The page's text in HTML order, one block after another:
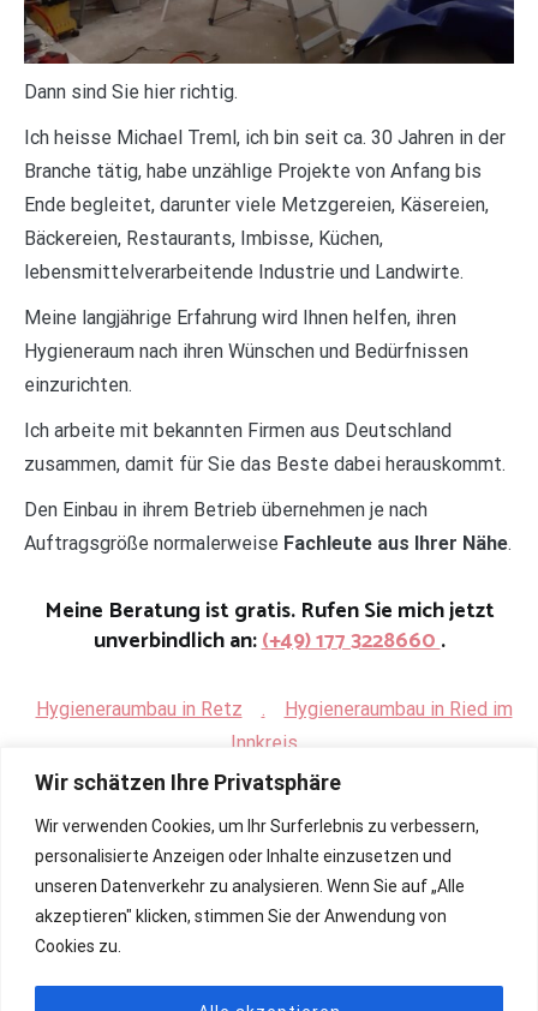
Wir schätzen Ihre Privatsphäre
Wir verwenden Cookies, um Ihr Surferlebnis zu verbessern,
personalisierte Anzeigen oder Inhalte einzusetzen und
unseren Datenverkehr zu analysieren. Wenn Sie auf „Alle
akzeptieren" klicken, stimmen Sie der Anwendung von
Cookies zu.
Dann sind Sie hier richtig.
Ich heisse Michael Treml, ich bin seit ca. 30 Jahren in der
Branche tätig, habe unzählige Projekte von Anfang bis
Ende begleitet, darunter viele Metzgereien, Käsereien,
Bäckereien, Restaurants, Imbisse, Küchen,
lebensmittelverarbeitende Industrie und Landwirte.
Meine langjährige Erfahrung wird Ihnen helfen, ihren
Hygieneraum nach ihren Wünschen und Bedürfnissen
einzurichten.
Ich arbeite mit bekannten Firmen aus Deutschland
zusammen, damit für Sie das Beste dabei herauskommt.
Den Einbau in ihrem Betrieb übernehmen je nach
Auftragsgröße normalerweise Fachleute aus Ihrer Nähe.
Meine Beratung ist gratis. Rufen Sie mich jetzt
unverbindlich an:(+49) 177 3228660.
Hygieneraumbau in Retz .
Hygieneraumbau in Ried im
Innkreis